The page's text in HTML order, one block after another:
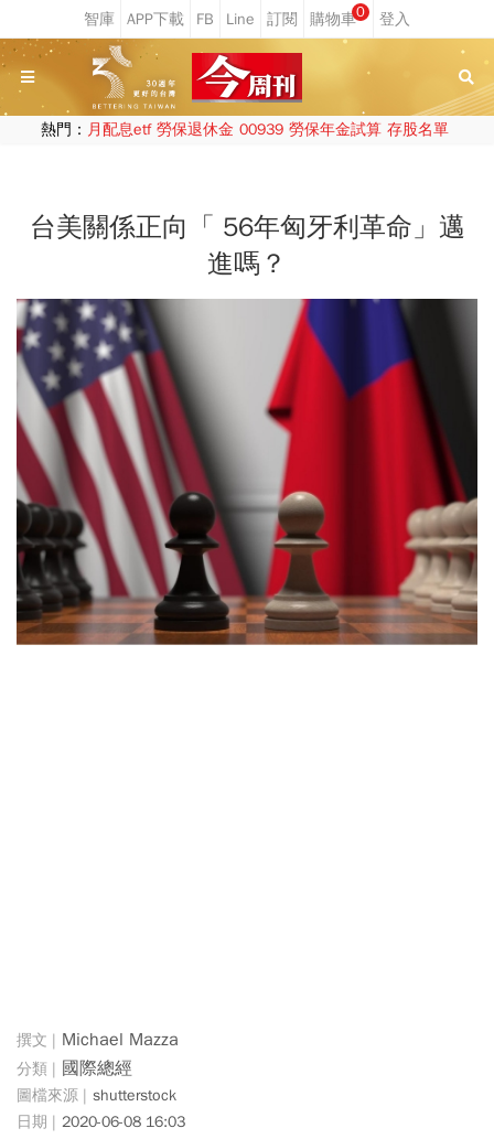
0
熱門： 月配息etf 勞保退休金 00939 勞保年金試算 存股名單
台美關係正向「 56年匈牙利革命」邁
進嗎？
Michael Mazza
國際總經
shutterstock
2020-06-08 16:03